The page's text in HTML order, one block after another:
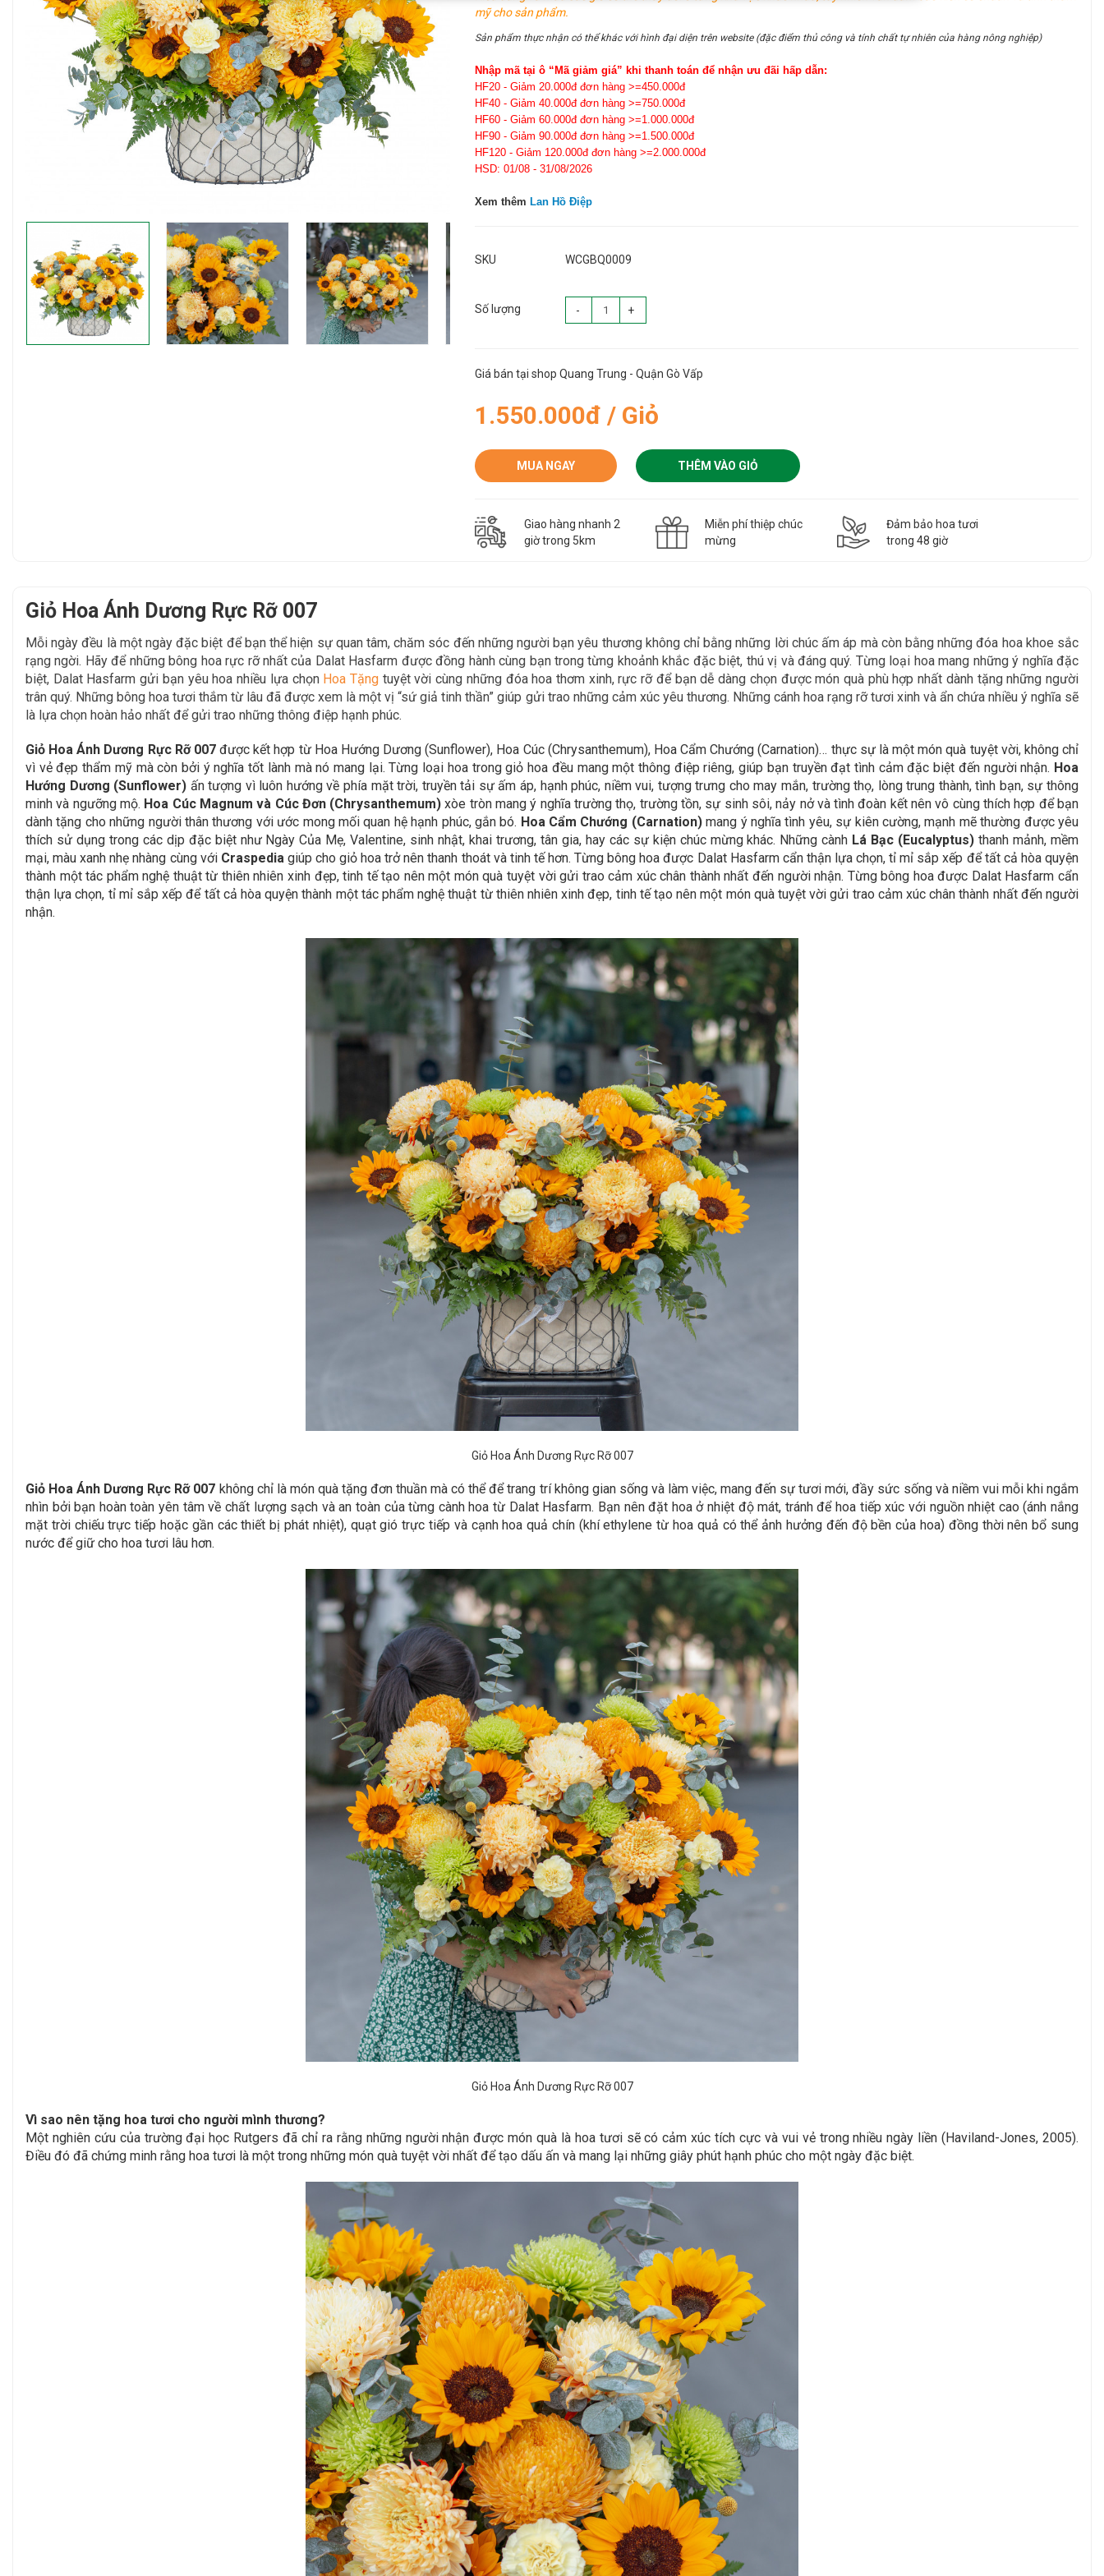
mỹ cho sản phẩm.
Sản phẩm thực nhận có thể khác với hình đại diện trên website (đặc điểm thủ công và tính chất tự nhiên của hàng nông nghiệp)
Nhập mã tại ô “Mã giảm giá” khi thanh toán để nhận ưu đãi hấp dẫn:
HF20 - Giảm 20.000đ đơn hàng >=450.000đ
HF40 - Giảm 40.000đ đơn hàng >=750.000đ
HF60 - Giảm 60.000đ đơn hàng >=1.000.000đ
HF90 - Giảm 90.000đ đơn hàng >=1.500.000đ
HF120 - Giảm 120.000đ đơn hàng >=2.000.000đ
HSD: 01/08 - 31/08/2026
Xem thêm Lan Hồ Điệp
SKU WCGBQ0009
Số lượng - +
Giá bán tại shop Quang Trung - Quận Gò Vấp
1.550.000đ / Giỏ
MUA NGAY THÊM VÀO GIỎ
Giao hàng nhanh 2
giờ trong 5km
Miễn phí thiệp chúc
mừng
Đảm bảo hoa tươi
trong 48 giờ
Giỏ Hoa Ánh Dương Rực Rỡ 007
Mỗi ngày đều là một ngày đặc biệt để bạn thể hiện sự quan tâm, chăm sóc đến những người bạn yêu thương không chỉ bằng những lời chúc ấm áp mà còn bằng những đóa hoa khoe sắc
rạng ngời. Hãy đểnhững bông hoa rực rỡ nhất của Dalat Hasfarm được đồng hành cùng bạn trongtừng khoảnh khắc đặc biệt, thú vị và đáng quý. Từng loại hoa mang những ý nghĩa đặc
biệt, Dalat Hasfarm gửi bạn yêu hoa nhiều lựa chọn Hoa Tặngtuyệt vời cùng những đóa hoa thơm xinh, rực rỡ để bạn dễ dàng chọn được món quà phù hợp nhất dành tặng những người
trân quý. Những bông hoa tươi thắm từ lâu đã được xem là một vị “sứ giả tinh thần” giúp gửi trao những cảm xúc yêu thương. Những cánh hoa rạng rỡ tươi xinh và ẩn chứa nhiều ý nghĩa sẽ
là lựa chọn hoàn hảo nhất để gửi trao những thông điệp hạnh phúc.
Giỏ Hoa Ánh Dương Rực Rỡ 007được kết hợp từ Hoa Hướng Dương (Sunflower), Hoa Cúc (Chrysanthemum), Hoa Cẩm Chướng (Carnation)… thực sự là một món quà tuyệt vời, không chỉ
vì vẻ đẹp thẩm mỹ mà còn bởi ý nghĩa tốt lành mà nó mang lại. Từng loại hoa trong giỏ hoa đều mang một thông điệp riêng, giúp bạn truyền đạt tình cảm đặc biệt đến người nhận. Hoa
Hướng Dương (Sunflower) ấn tượng vì luôn hướng về phía mặt trời, truyền tải sự ấm áp, hạnh phúc, niềm vui, tượng trưng cho may mắn, trường thọ, lòng trung thành, tình bạn, sự thông
minh và ngưỡng mộ. Hoa Cúc Magnum và Cúc Đơn (Chrysanthemum) xòe tròn mang ý nghĩa trường thọ, trường tồn, sự sinh sôi, nảy nở và tình đoàn kết nên vô cùng thích hợp để bạn
dành tặng cho những người thân thương với ước mong mối quan hệ hạnh phúc, gắn bó. Hoa Cẩm Chướng (Carnation)mang ý nghĩa tình yêu, sự kiên cường, mạnh mẽ thường được yêu
thích sử dụng trong các dịp đặc biệt như Ngày Của Mẹ, Valentine, sinh nhật, khai trương, tân gia, hay các sự kiện chúc mừng khác. Những cành Lá Bạc (Eucalyptus) thanh mảnh, mềm
mại, màu xanh nhẹ nhàng cùng với Craspedia giúp cho giỏ hoa trở nên thanh thoát và tinh tế hơn. Từng bông hoa được Dalat Hasfarm cẩn thận lựa chọn, tỉ mỉ sắp xếp để tất cả hòa quyện
thành một tác phẩm nghệ thuật từ thiên nhiên xinh đẹp, tinh tế tạo nên một món quà tuyệt vời gửi trao cảm xúc chân thành nhất đến người nhận. Từng bông hoa được Dalat Hasfarm cẩn
thận lựa chọn, tỉ mỉ sắp xếp để tất cả hòa quyện thành một tác phẩm nghệ thuật từ thiên nhiên xinh đẹp, tinh tế tạo nên một món quà tuyệt vời gửi trao cảm xúc chân thành nhất đến người
nhận.
Giỏ Hoa Ánh Dương Rực Rỡ 007
Giỏ Hoa Ánh Dương Rực Rỡ 007 không chỉ là món quà tặng đơn thuần mà có thể để trang trí không gian sống và làm việc, mang đến sự tươi mới, đầy sức sống và niềm vui mỗi khi ngắm
nhìn bởi bạn hoàn toàn yên tâm về chất lượng sạch và an toàn của từng cành hoa từ Dalat Hasfarm. Bạn nên đặt hoa ở nhiệt độ mát, tránh để hoa tiếp xúc với nguồn nhiệt cao (ánh nắng
mặt trời chiếu trực tiếp hoặc gần các thiết bị phát nhiệt), quạt gió trực tiếp và cạnh hoa quả chín (khí ethylene từ hoa quả có thể ảnh hưởng đến độ bền của hoa) đồng thời nên bổ sung
nước để giữ cho hoa tươi lâu hơn.
Giỏ Hoa Ánh Dương Rực Rỡ 007
Vì sao nên tặng hoa tươi cho người mình thương?
Một nghiên cứu của trường đại học Rutgers đã chỉ ra rằng những người nhận được món quà là hoa tươi sẽ có cảm xúc tích cực và vui vẻ trong nhiều ngày liền (Haviland-Jones, 2005).
Điều đó đã chứng minh rằng hoa tươi là một trong những món quà tuyệt vời nhất để tạo dấu ấn và mang lại những giây phút hạnh phúc cho một ngày đặc biệt.